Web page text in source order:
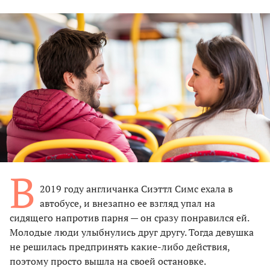
В 2019 году англичанка Сиэттл Симс ехала в
автобусе, и внезапно ее взгляд упал на
сидящего напротив парня — он сразу понравился ей.
Молодые люди улыбнулись друг другу. Тогда девушка
не решилась предпринять какие-либо действия,
поэтому просто вышла на своей остановке.